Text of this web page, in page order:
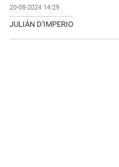
20-08-2024 14:29
JULIÁN D'IMPERIO